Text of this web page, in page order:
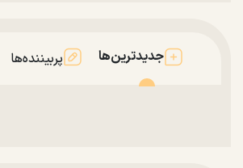
جدیدترین‌ها پربیننده‌ها